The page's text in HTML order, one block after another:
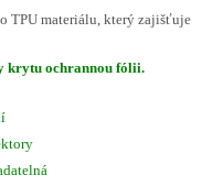
TPU materiálu, který zajišťuje
krytu ochrannou fólii.